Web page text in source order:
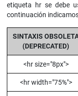
etiqueta hr se debe
continuación
SINTAXIS
(DEPRECATED)
<hr size="8px">
<hr width="75%">